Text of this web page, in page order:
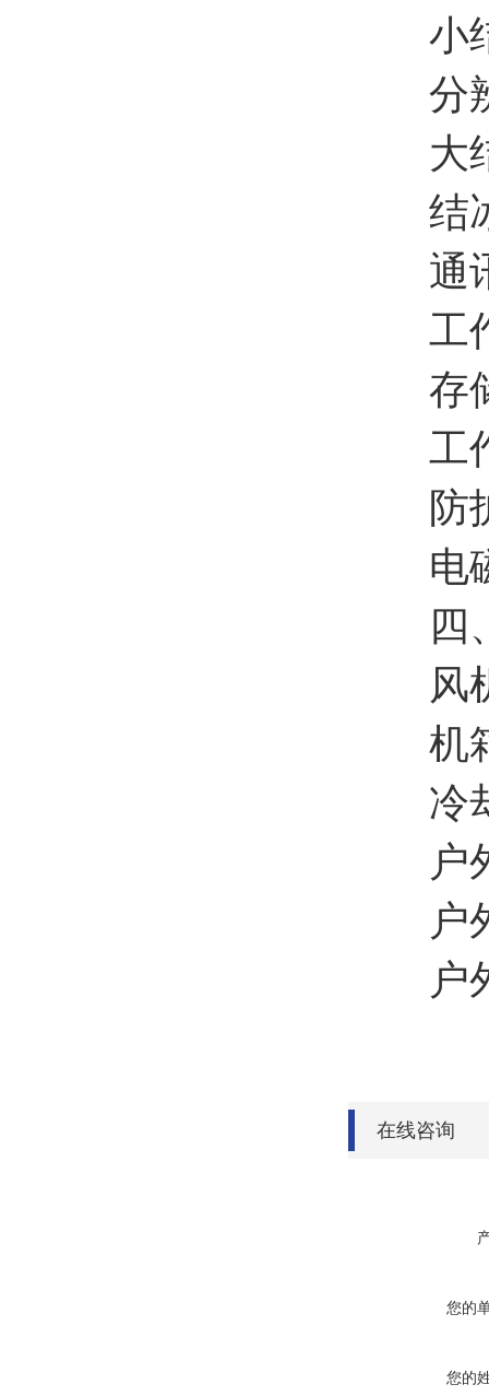
小结
分辨
大结
结冰
通讯
工作
存储
工作
防护
电磁
四、
风机
机
冷
户
户外
户外
在线咨询
您的
您的